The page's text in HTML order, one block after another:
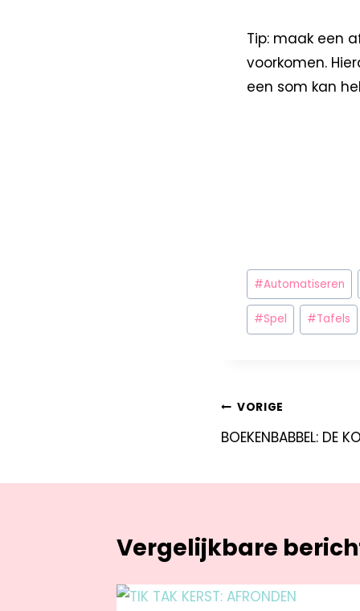
Tip: maak een
voorkomen.
een som kan
#Automatiseren
#Spel #Tafels
VORIGE
BOEKENBABBEL: DE
Vergelijkbare